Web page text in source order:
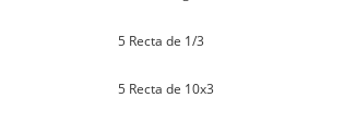
5 Recta de 1/3
5 Recta de 10x3